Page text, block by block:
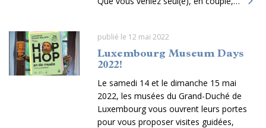
publié le 12 mai 2022
Luxembourg Museum Days
2022!
Le samedi 14 et le dimanche 15 mai
2022, les musées du Grand-Duché de
Luxembourg vous ouvrent leurs portes
pour vous proposer visites guidées,